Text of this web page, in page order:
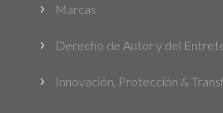
5 Marcas
5 Derecho de Autor y del
5 Innovación, Protección &